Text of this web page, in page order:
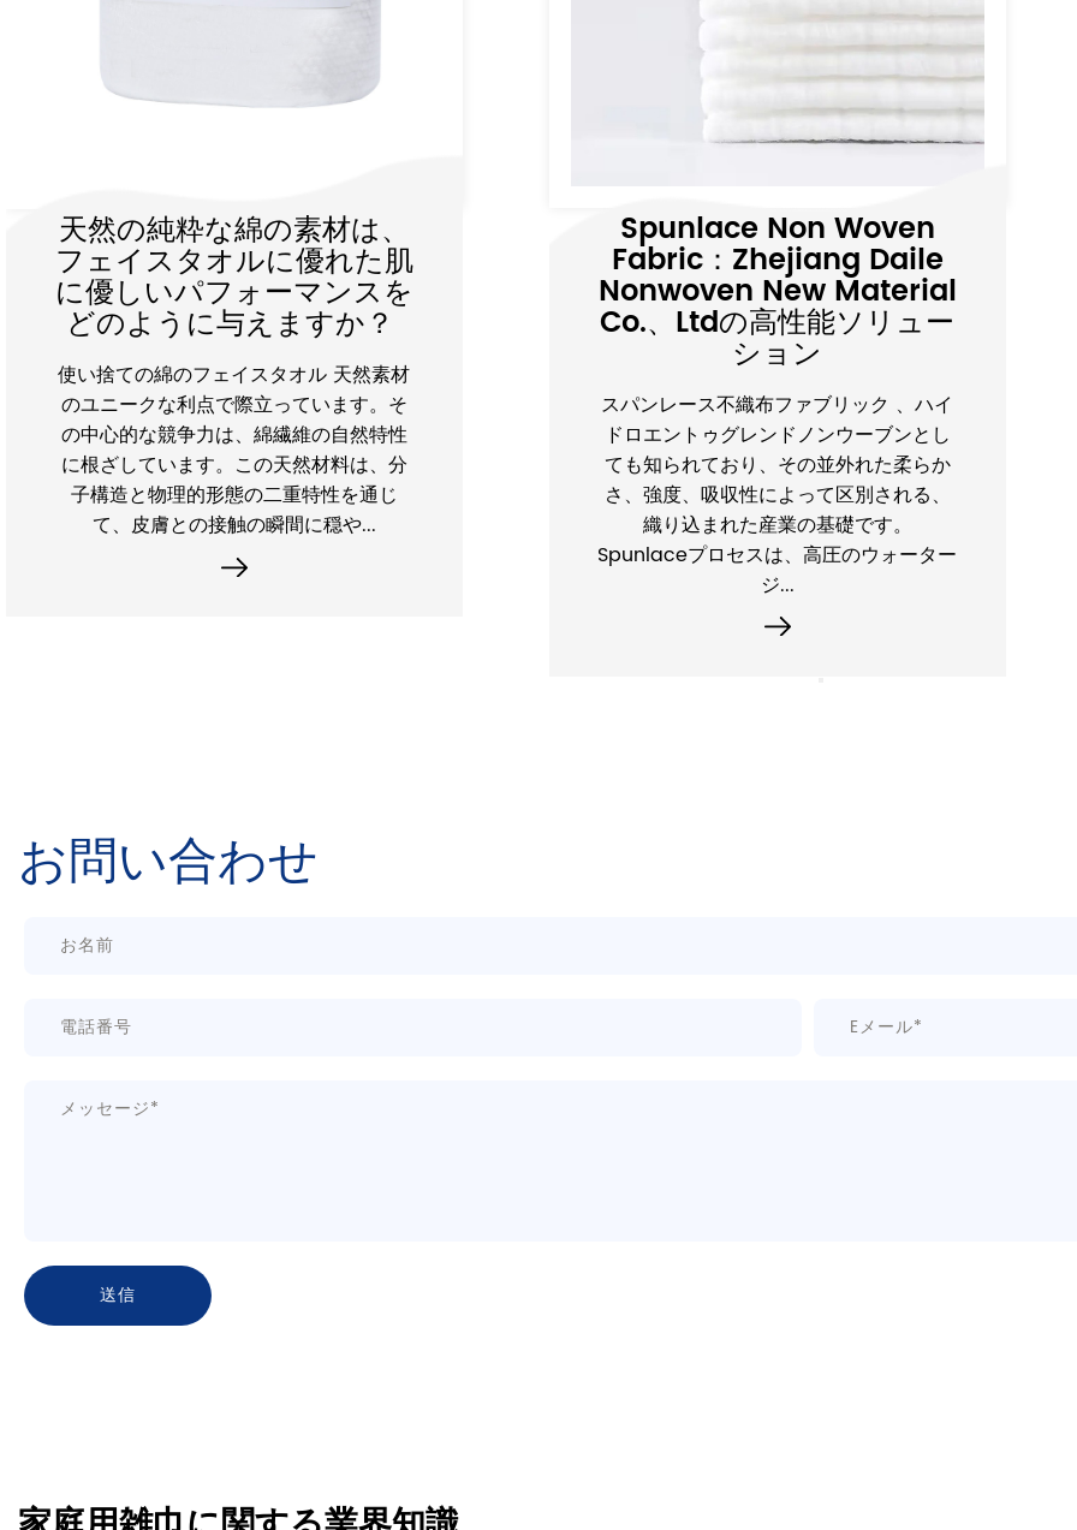
不織布ファブリック素材：
Zhejiang Daile
Nonemoven New
Material Co.、Ltdによる
イノベーションと汎用性
不織布は、ヘルスケアや衛生から自動車
や建設に至るまで、産業を変革した革新
的なクラスのエンジニアリング材料を表
しています。伝統的な織物や編み物のテ
キスタイルとは異なり、非織物が生産さ
れます 織りまたは編み物を必要とせず
に、機械的...
家庭用キッチンクリーニン
グペーパーティッシュは、
キッチンのさまざまな清掃
ニーズにすぐに対処できま
すか？
1。さまざまなキッチンクリーニングのニ
ーズに対処する強力な能力 従来のキッチ
ンクリーニングプロセスでは、消費者は
さまざまなクリーニングタスクに対処す
るためにさまざまなクリーニングツール
を必要とすることがよくあります。カウ
ンタート...
お問い合わせ